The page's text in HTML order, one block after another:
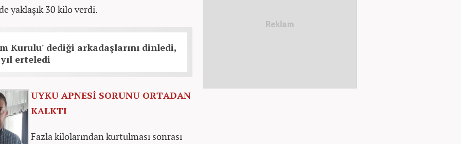
yaklaşık 30 kilo verdi.
Kurulu' dediği arkadaşlarını dinledi,
erteledi
UYKU APNESİ SORUNU ORTADAN
KALKTI
Fazla kilolarından kurtulması sonrası